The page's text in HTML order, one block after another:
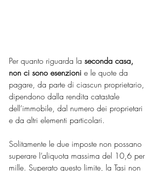
Per quanto riguarda la seconda casa,
non ci sono esenzioni e le quote da
pagare, da parte di ciascun proprietario,
dipendono dalla rendita catastale
dell’immobile, dal numero dei proprietari
e da altri elementi particolari.
Solitamente le due imposte non possano
superare l’aliquota massima del 10,6 per
mille. Superato questo limite, la Tasi non